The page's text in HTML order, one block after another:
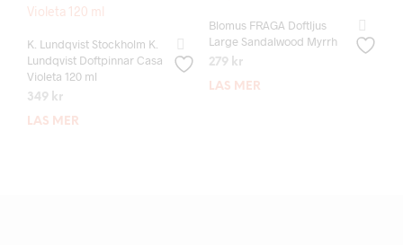
K. Lundqvist Stockholm K.
Lundqvist Doftpinnar Casa
Violeta 120 ml
349 kr
LÄS MER
Blomus FRAGA Doftljus
Large Sandalwood Myrrh
279 kr
LÄS MER